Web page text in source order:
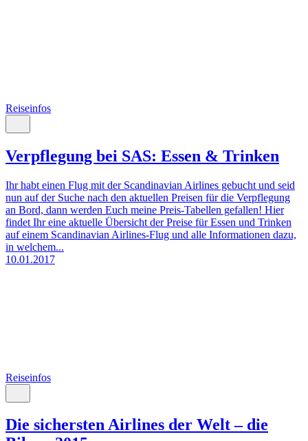
Reiseinfos
Verpflegung bei SAS: Essen & Trinken
Ihr habt einen Flug mit der Scandinavian Airlines gebucht und seid
nun auf der Suche nach den aktuellen Preisen für die Verpflegung
an Bord, dann werden Euch meine Preis-Tabellen gefallen! Hier
findet Ihr eine aktuelle Übersicht der Preise für Essen und Trinken
auf einem Scandinavian Airlines-Flug und alle Informationen dazu,
in welchem...
10.01.2017
Reiseinfos
Die sichersten Airlines der Welt – die